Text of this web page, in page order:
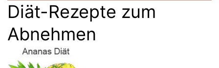
Diät-Rezepte zum
Abnehmen